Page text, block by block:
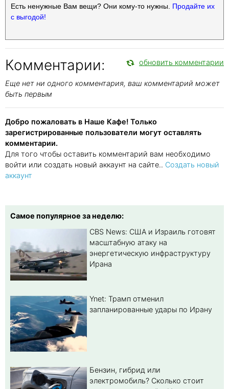
Есть ненужные Вам вещи? Они кому-то нужны. Продайте их
с выгодой!
Комментарии: обновить комментарии
Еще нет ни одного комментария, ваш комментарий может
быть первым
Добро пожаловать в Наше Кафе! Только
зарегистрированные пользователи могут оставлять
комментарии.
Для того чтобы оставить комментарий вам необходимо
войти или создать новый аккаунт на сайте.. Создать новый
аккаунт
Самое популярное за неделю:
CBS News: США и Израиль готовят
масштабную атаку на
энергетическую инфраструктуру
Ирана
Ynet: Трамп отменил
запланированные удары по Ирану
Бензин, гибрид или
электромобиль? Cколько стоит